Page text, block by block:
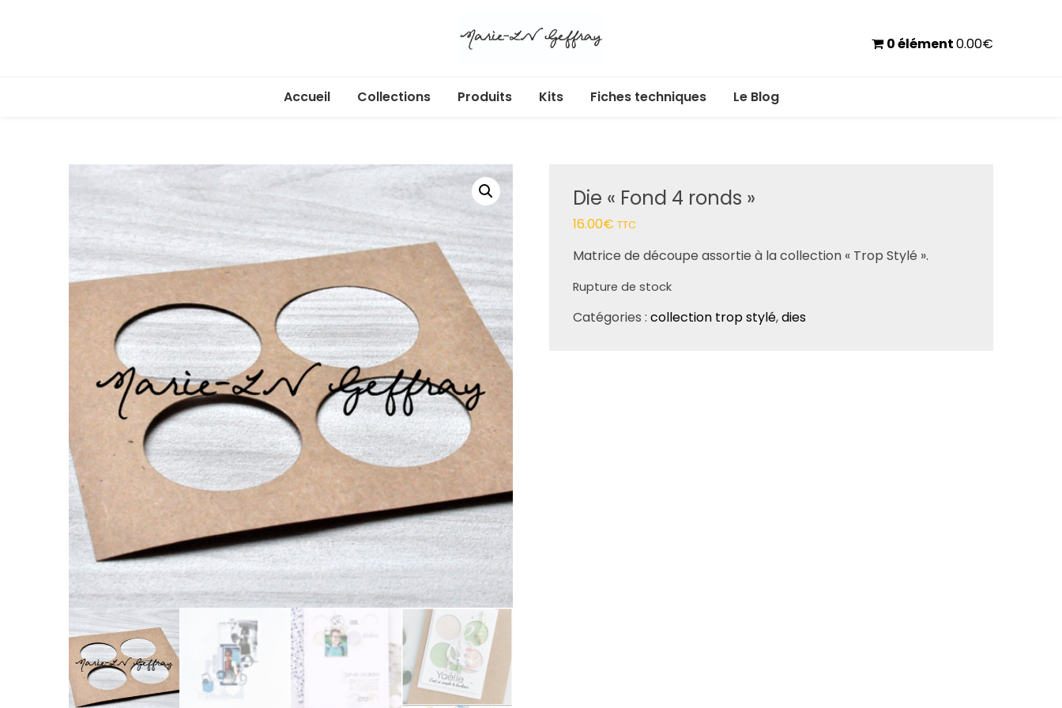
0 élément0.00€
Accueil Collections
Ecl’Or
Douces heures
Enchan’Thé
Au jardin
Dans ma bulle
365 jours
Mer Nature
Bohème
Pôl’air
Hexagone Tour
Estiv’hâle
Past’elles
Festhiv
Trop Stylé
Natur ailes
En attendant
Produits
Albums et pochettes
Badges
Box
Calendrier de l’Avent
Dies
Etiquettes à découper
Etiquettes adhésives
Papiers
Pochoirs
Stickers en relief
Tampons
Produits complémentaires
Kits Fiches techniques Le Blog
Die « Fond 4 ronds »
16.00€ TTC
Matrice de découpe assortie à la collection « Trop Stylé ».
Rupture de stock
Catégories :collection trop stylé,dies